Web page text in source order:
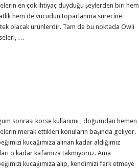
en çok ihtiyaç duyduğu şeylerden biri hem
hem de vücudun toparlanma sürecine
olacak ürünlerdir. Tam da bu noktada Owli
…
sonrası korse kullanımı , doğumdan hemen
merak ettikleri konuların başında geliyor.
kucağımıza alınan kadar aldığımız
o kadar kafamıza takmıyoruz. Ama
kucağımıza alıp, kendimizi fark etmeye